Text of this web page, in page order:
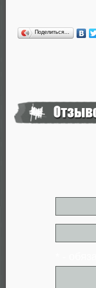
Поделиться…